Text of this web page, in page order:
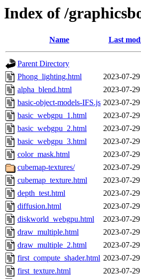
Index of /
Name Last
Parent Directory
Phong_lighting.html
2023-07-
alpha_blend.html
2023-07-
basic-object-models-IFS.js 2023-07-
basic_webgpu_1.html
2023-07-
basic_webgpu_2.html
2023-07-
basic_webgpu_3.html
2023-07-
color_mask.html
2023-07-
cubemap-textures/
2023-07-
cubemap_texture.html
2023-07-
depth_test.html
2023-07-
diffusion.html
2023-07-
diskworld_webgpu.html
2023-07-
draw_multiple.html
2023-07-
draw_multiple_2.html
2023-07-
first_compute_shader.html 2023-07-
first_texture.html
2023-07-